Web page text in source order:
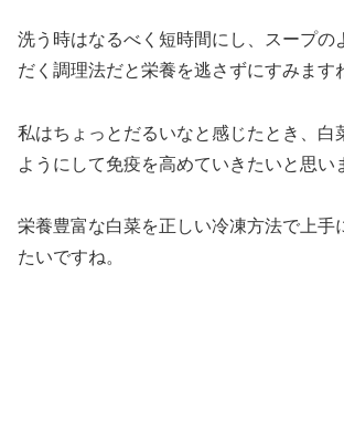
洗う時はなるべく短時間にし、スープの
だく調理法だと栄養を逃さずにすみます
私はちょっとだるいなと感じたとき、白
ようにして免疫を高めていきたいと思い
栄養豊富な白菜を正しい冷凍方法で上手
たいですね。